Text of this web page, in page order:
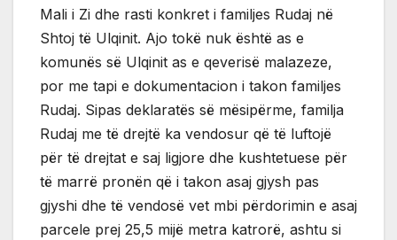
Mali i Zi dhe rasti konkret i familjes Rudaj në
Shtoj të Ulqinit. Ajo tokë nuk është as e
komunës së Ulqinit as e qeverisë malazeze,
por me tapi e dokumentacion i takon familjes
Rudaj. Sipas deklaratës së mësipërme, familja
Rudaj me të drejtë ka vendosur që të luftojë
për të drejtat e saj ligjore dhe kushtetuese për
të marrë pronën që i takon asaj gjysh pas
gjyshi dhe të vendosë vet mbi përdorimin e asaj
parcele prej 25,5 mijë metra katrorë, ashtu si